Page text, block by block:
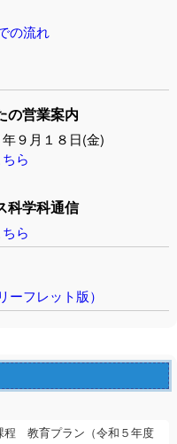
の流れ
の営業案内
９月１８日(金)
ら
科学科通信
ら
ーフレット版）
教育プラン（令和５年度